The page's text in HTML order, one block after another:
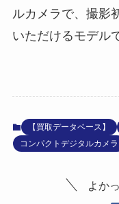
ルカメラで、撮影
いただけるモデル
【買取データベース】
コンパクトデジタルカメラ
よか